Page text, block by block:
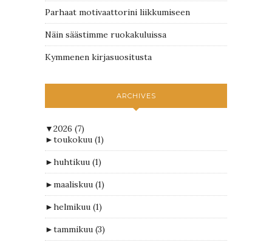
Parhaat motivaattorini liikkumiseen
Näin säästimme ruokakuluissa
Kymmenen kirjasuositusta
ARCHIVES
▼2026 (7)
►toukokuu (1)
►huhtikuu (1)
►maaliskuu (1)
►helmikuu (1)
►tammikuu (3)